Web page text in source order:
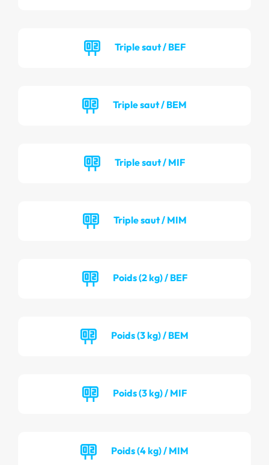
Triple saut / BEF
Triple saut / BEM
Triple saut / MIF
Triple saut / MIM
Poids (2 kg) / BEF
Poids (3 kg) / BEM
Poids (3 kg) / MIF
Poids (4 kg) / MIM